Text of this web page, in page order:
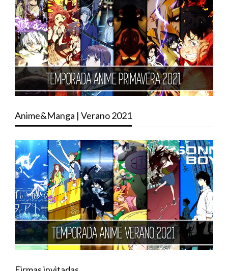
Anime&Manga | Verano 2021